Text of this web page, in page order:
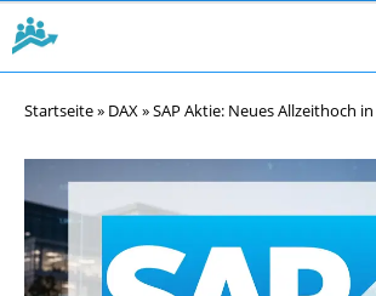
Startseite» DAX»SAP Aktie: Neues Allzeithoch